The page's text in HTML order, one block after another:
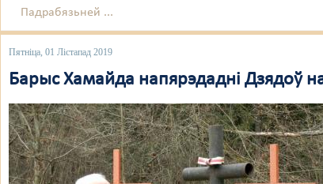
Падрабязьней ...
Пятніца, 01 Лістапад 2019
Барыс Хамайда напярэдадні Дзядоў